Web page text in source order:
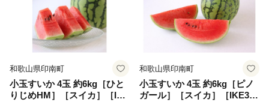
和歌山県印南町
小玉すいか 4玉 約6kg［ひと
りじめHM］［スイカ］［IKE
和歌山県印南町
小玉すいか 4玉 約6kg［ピノ
ガール］［スイカ］［IKE32